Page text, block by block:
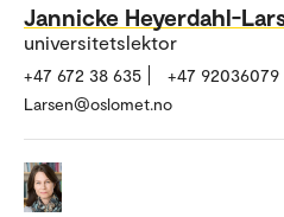
Jannicke Heyerdahl-
universitetslektor
+47 672 38 635 +47 92036079
Larsen@oslomet.no